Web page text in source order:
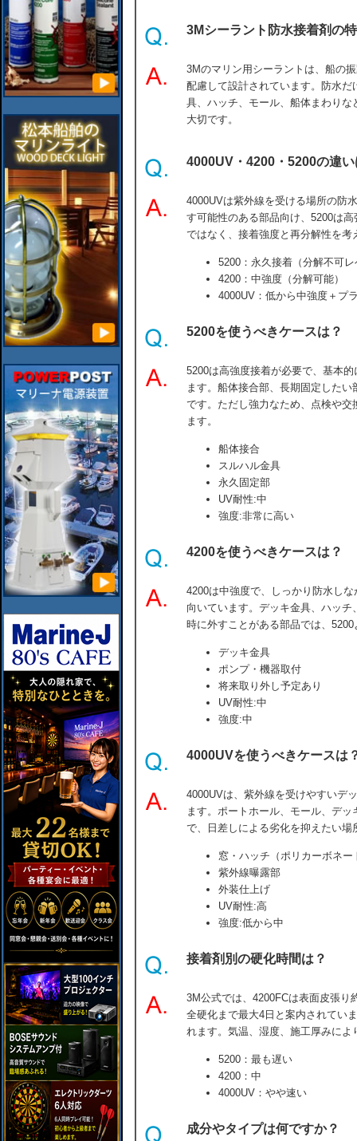
3Mシーラント防水接着剤の
3Mのマリン用シーラントは、船の
配慮して設計されています。防水
具、ハッチ、モール、船体まわり
大切です。
4000UV・4200・5200の違い
4000UVは紫外線を受ける場所の防
す可能性のある部品向け、5200は
ではなく、接着強度と再分解性を考
5200：永久接着（分解不可レ
4200：中強度（分解可能）
4000UV：低から中強度＋プ
5200を使うべきケースは？
5200は高強度接着が必要で、基本
ます。船体接合部、長期固定した
です。ただし強力なため、点検や
ます。
船体接合
スルハル金具
永久固定部
UV耐性:中
強度:非常に高い
4200を使うべきケースは？
4200は中強度で、しっかり防水し
向いています。デッキ金具、ハッ
時に外すことがある部品では、
デッキ金具
ポンプ・機器取付
将来取り外し予定あり
UV耐性:中
強度:中
4000UVを使うべきケースは
4000UVは、紫外線を受けやすいデ
ます。ポートホール、モール、デ
で、日差しによる劣化を抑えたい場
窓・ハッチ（ポリカーボネー
紫外線曝露部
外装仕上げ
UV耐性:高
強度:低から中
接着剤別の硬化時間は？
3M公式では、4200FCは表面皮張り
全硬化まで最大4日と案内されてい
れます。気温、湿度、施工厚みによ
5200：最も遅い
4200：中
4000UV：やや速い
成分やタイプは何ですか？